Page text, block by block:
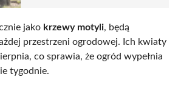
jako krzewy motyli, będą
przestrzeni ogrodowej. Ich kwiaty
co sprawia, że ogród wypełnia
tygodnie.